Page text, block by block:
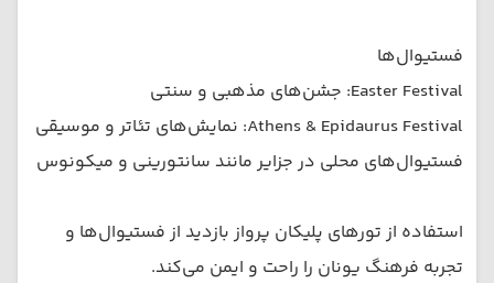
فستیوال‌ها
Easter Festival: جشن‌های مذهبی و سنتی
Athens & Epidaurus Festival: نمایش‌های تئاتر و موسیقی
فستیوال‌های محلی در جزایر مانند سانتورینی و میكونوس
استفاده از تورهای پلیکان پرواز بازدید از فستیوال‌ها و
تجربه فرهنگ یونان را راحت و ایمن می‌کند.